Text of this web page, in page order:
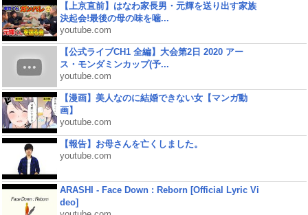
【上京直前】はなわ家長男・元輝を送り出す家族
決起会!最後の母の味を噛...
youtube.com
【公式ライブCH1 全編】大会第2日 2020 アー
ス・モンダミンカップ(予...
youtube.com
【漫画】美人なのに結婚できない女【マンガ動
画】
youtube.com
【報告】お母さんを亡くしました。
youtube.com
ARASHI - Face Down : Reborn [Official Lyric Vi
deo]